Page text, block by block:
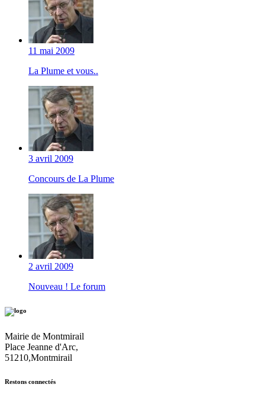
11 mai 2009
La Plume et vous..
3 avril 2009
Concours de La Plume
2 avril 2009
Nouveau ! Le forum
Mairie de Montmirail
Place Jeanne d'Arc,
51210,Montmirail
Restons connectés